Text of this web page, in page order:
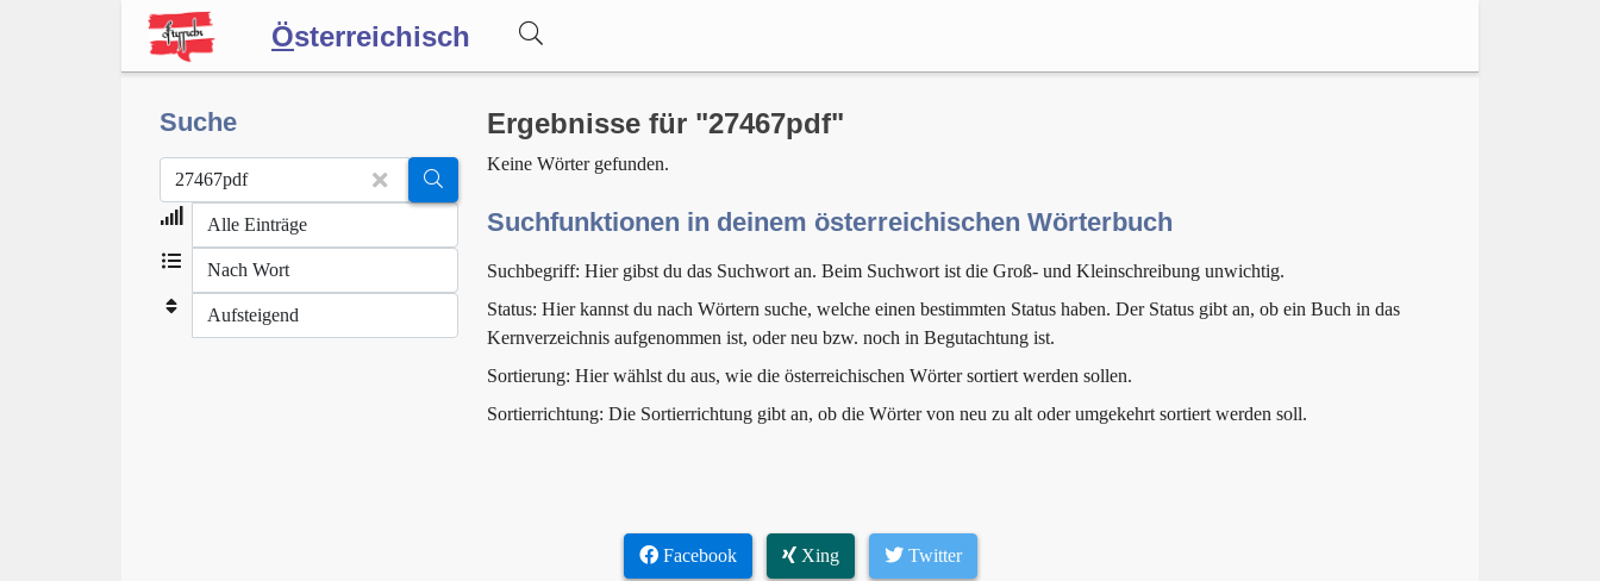
Österreichisch
Wörterbuch
Forum
Blog
Suche Ergebnisse für "27467pdf"
Keine Wörter gefunden.
Suchfunktionen in deinem österreichischen Wörterbuch
Suchbegriff: Hier gibst du das Suchwort an. Beim Suchwort ist die Groß- und Kleinschreibung unwichtig.
Status: Hier kannst du nach Wörtern suche, welche einen bestimmten Status haben. Der Status gibt an, ob ein Buch in das
Kernverzeichnis aufgenommen ist, oder neu bzw. noch in Begutachtung ist.
Sortierung: Hier wählst du aus, wie die österreichischen Wörter sortiert werden sollen.
Sortierrichtung: Die Sortierrichtung gibt an, ob die Wörter von neu zu alt oder umgekehrt sortiert werden soll.
Facebook Xing Twitter